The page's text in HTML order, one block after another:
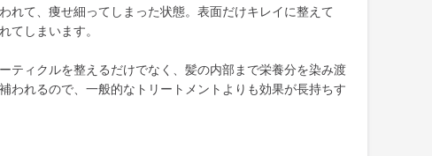
れて、痩せ細ってしまった状態。表面だけキレイに整えて
てしまいます。
ティクルを整えるだけでなく、髪の内部まで栄養分を染み渡
われるので、一般的なトリートメントよりも効果が長持ちす